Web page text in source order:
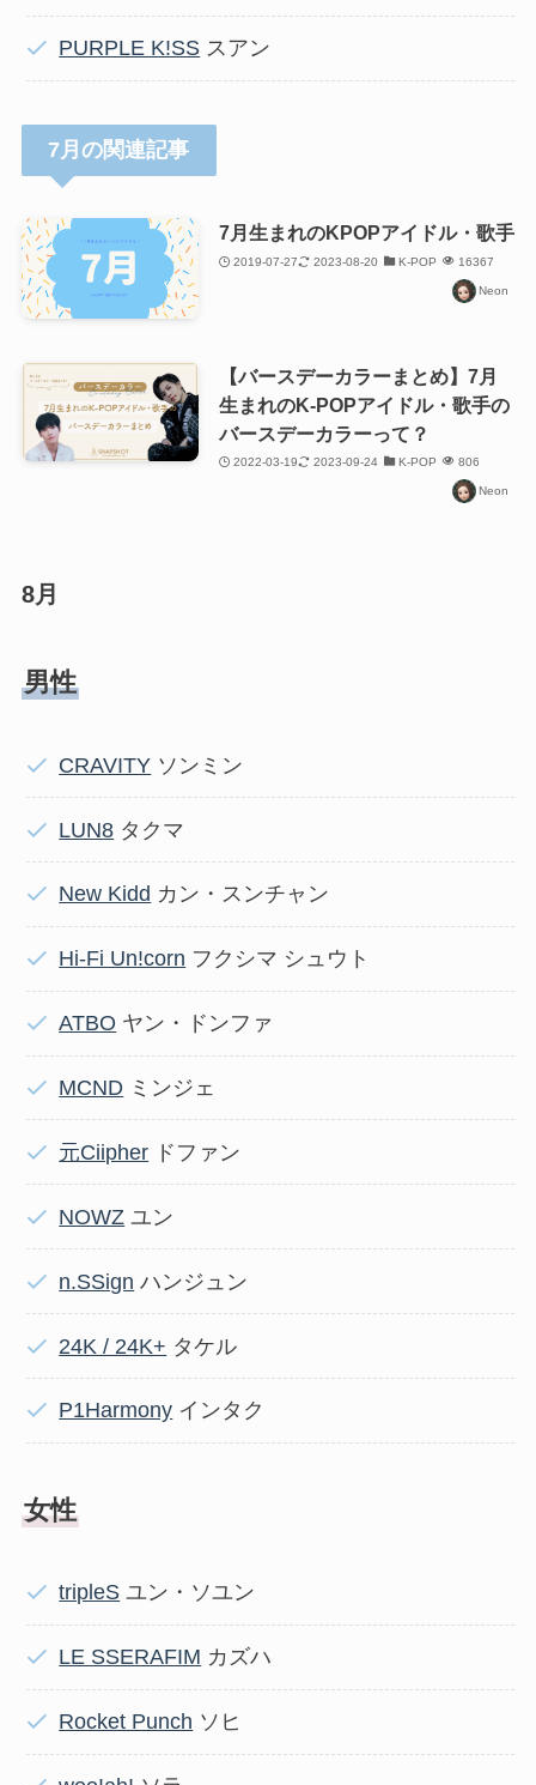
PURPLE K!SS スアン
7月の関連記事
7月生まれのKPOPアイドル・歌手
2019-07-27 2023-08-20 K-POP 16367
Neon
【バースデーカラーまとめ】7月
生まれのK-POPアイドル・歌手の
バースデーカラーって？
2022-03-19 2023-09-24 K-POP 806
Neon
8月
男性
CRAVITY ソンミン
LUN8 タクマ
New Kidd カン・スンチャン
Hi-Fi Un!corn フクシマ シュウト
ATBO ヤン・ドンファ
MCND ミンジェ
元Ciipher ドファン
NOWZ ユン
n.SSign ハンジュン
24K / 24K+ タケル
P1Harmony インタク
女性
tripleS ユン・ソユン
LE SSERAFIM カズハ
Rocket Punch ソヒ